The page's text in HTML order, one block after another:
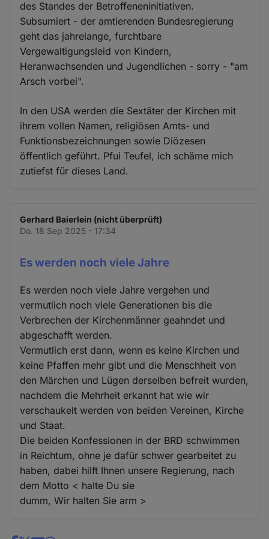
des Standes der Betroffeneninitiativen.
Subsumiert - der amtierenden Bundesregierung
geht das jahrelange, furchtbare
Vergewaltigungsleid von Kindern,
Heranwachsenden und Jugendlichen - sorry - "am
Arsch vorbei".
In den USA werden die Sextäter der Kirchen mit
ihrem vollen Namen, religiösen Amts- und
Funktionsbezeichnungen sowie Diözesen
öffentlich geführt. Pfui Teufel, ich schäme mich
zutiefst für dieses Land.
Gerhard Baierlein (nicht überprüft)
Do. 18 Sep 2025 - 17:34
Es werden noch viele Jahre
Es werden noch viele Jahre vergehen und
vermutlich noch viele Generationen bis die
Verbrechen der Kirchenmänner geahndet und
abgeschafft werden.
Vermutlich erst dann, wenn es keine Kirchen und
keine Pfaffen mehr gibt und die Menschheit von
den Märchen und Lügen derselben befreit wurden,
nachdem die Mehrheit erkannt hat wie wir
verschaukelt werden von beiden Vereinen, Kirche
und Staat.
Die beiden Konfessionen in der BRD schwimmen
in Reichtum, ohne je dafür schwer gearbeitet zu
haben, dabei hilft Ihnen unsere Regierung, nach
dem Motto < halte Du sie
dumm, Wir halten Sie arm >